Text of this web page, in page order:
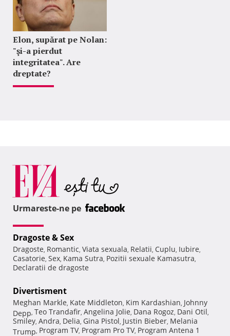
Elon, supărat pe Nolan:
"şi-a pierdut
integritatea". Are
dreptate?
Urmareste-ne pe
Dragoste & Sex
Dragoste, Romantic, Viata sexuala, Relatii, Cuplu, Iubire,
Casatorie, Sex, Kama Sutra, Pozitii sexuale Kamasutra,
Declaratii de dragoste
Divertisment
Meghan Markle, Kate Middleton, Kim Kardashian, Johnny
Depp, Teo Trandafir, Angelina Jolie, Dana Rogoz, Dani Otil,
Smiley, Andra, Delia, Gina Pistol, Justin Bieber, Melania
Trump, Program TV, Program Pro TV, Program Antena 1